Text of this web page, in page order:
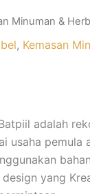
Minuman &
, Kemasan
adalah
usaha pemula
yang